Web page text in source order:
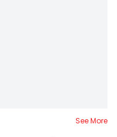
See More